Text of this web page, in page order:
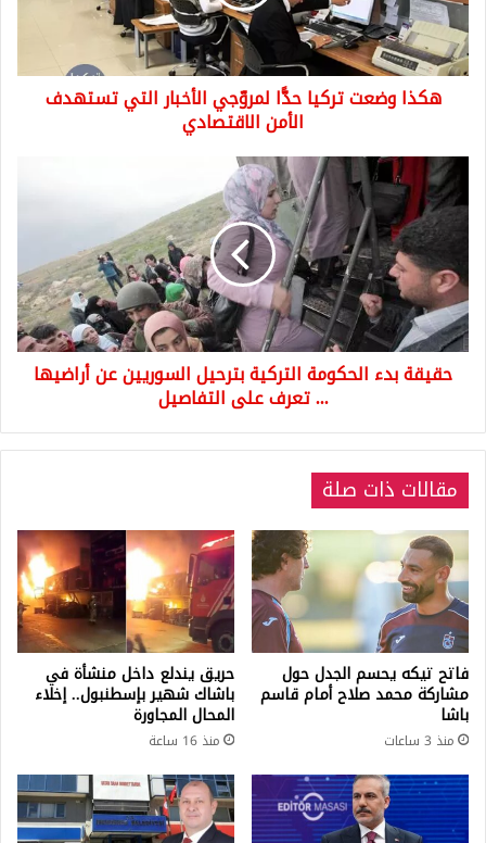
تستهدف
الأمن
الاقتصادي
هكذا وضعت تركيا حدًّا لمروّجي الأخبار التي تستهدف
الأمن الاقتصادي
حقيقة
بدء
الحكومة
التركية
بترحيل
السوريين
عن
أراضيها
...
تعرف
حقيقة بدء الحكومة التركية بترحيل السوريين عن أراضيها
... تعرف على التفاصيل
مقالات ذات صلة
فاتح تيكه يحسم الجدل حول
مشاركة محمد صلاح أمام قاسم
باشا
منذ 3 ساعات
حريق يندلع داخل منشأة في
باشاك شهير بإسطنبول.. إخلاء
المحال المجاورة
منذ 16 ساعة